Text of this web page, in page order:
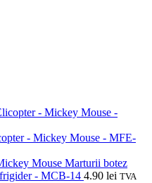
- Mickey Mouse - MFE-
Marturii botez
- MCB-14 4.90 lei TVA